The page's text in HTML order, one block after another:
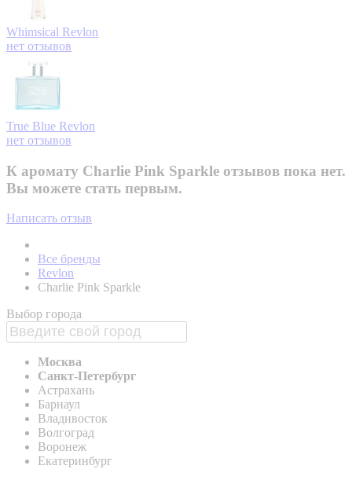
Whimsical Revlon
нет отзывов
True Blue Revlon
нет отзывов
К аромату Charlie Pink Sparkle отзывов пока нет.
Вы можете стать первым.
Написать отзыв
Все бренды
Revlon
Charlie Pink Sparkle
Выбор города
Москва
Санкт-Петербург
Астрахань
Барнаул
Владивосток
Волгоград
Воронеж
Екатеринбург